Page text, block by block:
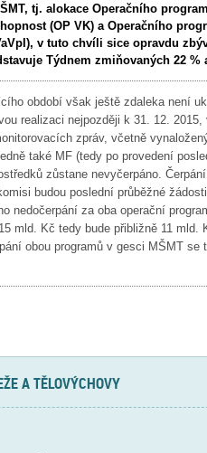
tj. alokace Operačního
(OP VK) a Operačního
v tuto chvíli sice opravdu
Týdnem zmiňovaných 22
období však ještě zdaleka není
realizaci nejpozději k 31. 12.
zpráv, včetně
také MF (tedy po provedení
zůstane nevyčerpáno.
budou poslední průběžné
nedočerpání za oba operační
mld. Kč tedy bude přibližně 11 mld.
obou programů v gesci MŠMT se
A TĚLOVÝCHOVY